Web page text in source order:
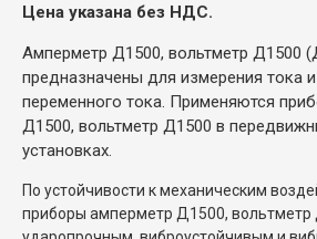
Цена указана без НДС.
Амперметр Д1500, вольтметр Д1500
предназначены для измерения тока
переменного тока. Применяются
Д1500, вольтметр Д1500 в
установках.
По устойчивости к механическим
приборы амперметр Д1500, вольтметр